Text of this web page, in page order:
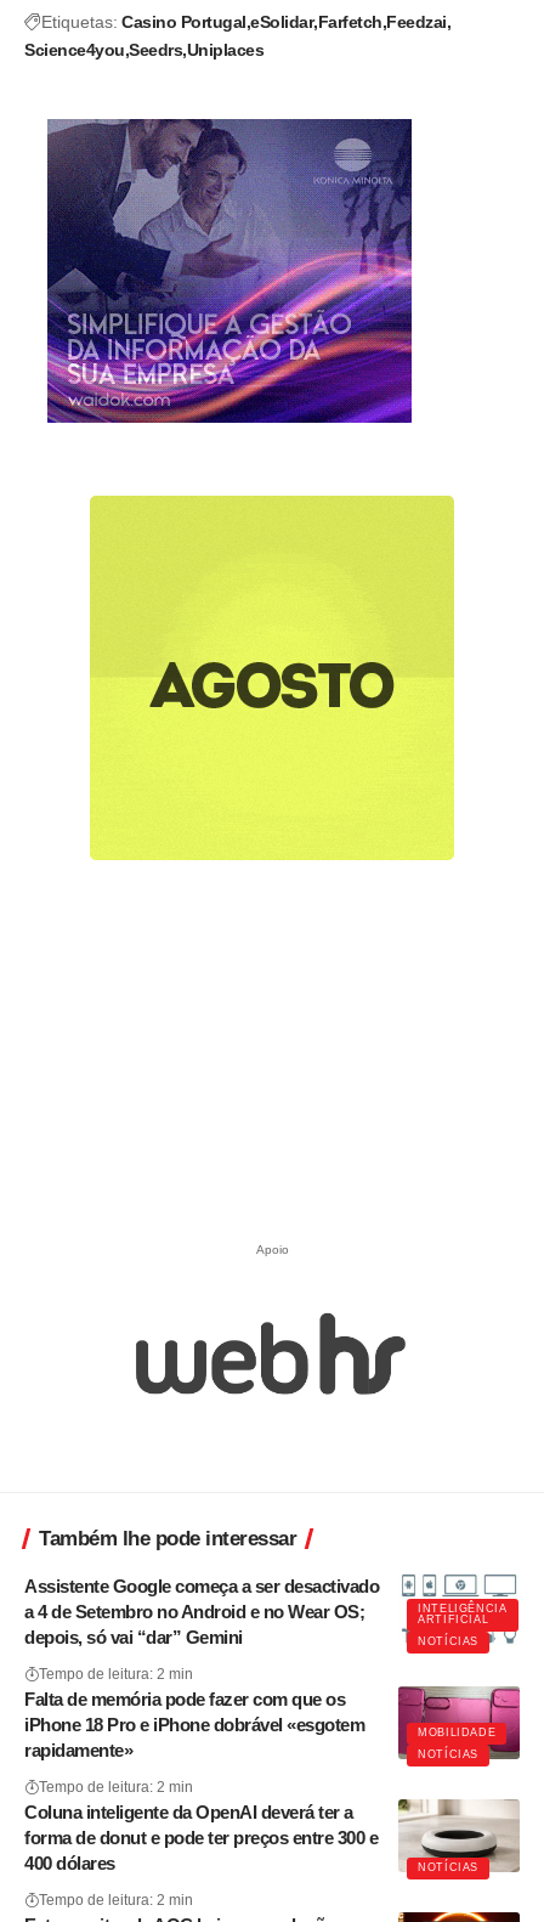
Etiquetas: Casino Portugal eSolidar Farfetch Feedzai
Science4you Seedrs Uniplaces
Apoio
Também lhe pode interessar
INTELIGÊNCIA
ARTIFICIAL
NOTÍCIAS
Assistente Google começa a ser desactivado
a 4 de Setembro no Android e no Wear OS;
depois, só vai “dar” Gemini
Tempo de leitura: 2 min
MOBILIDADE
NOTÍCIAS
Falta de memória pode fazer com que os
iPhone 18 Pro e iPhone dobrável «esgotem
rapidamente»
Tempo de leitura: 2 min
NOTÍCIAS
Coluna inteligente da OpenAI deverá ter a
forma de donut e pode ter preços entre 300 e
400 dólares
Tempo de leitura: 2 min